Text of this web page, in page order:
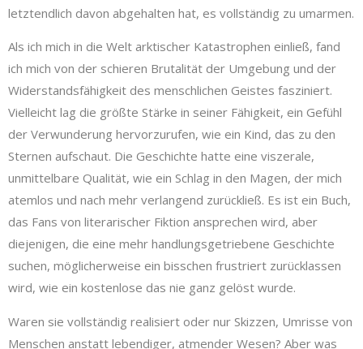
letztendlich davon abgehalten hat, es vollständig zu umarmen.
Als ich mich in die Welt arktischer Katastrophen einließ, fand
ich mich von der schieren Brutalität der Umgebung und der
Widerstandsfähigkeit des menschlichen Geistes fasziniert.
Vielleicht lag die größte Stärke in seiner Fähigkeit, ein Gefühl
der Verwunderung hervorzurufen, wie ein Kind, das zu den
Sternen aufschaut. Die Geschichte hatte eine viszerale,
unmittelbare Qualität, wie ein Schlag in den Magen, der mich
atemlos und nach mehr verlangend zurückließ. Es ist ein Buch,
das Fans von literarischer Fiktion ansprechen wird, aber
diejenigen, die eine mehr handlungsgetriebene Geschichte
suchen, möglicherweise ein bisschen frustriert zurücklassen
wird, wie ein kostenlose das nie ganz gelöst wurde.
Waren sie vollständig realisiert oder nur Skizzen, Umrisse von
Menschen anstatt lebendiger, atmender Wesen? Aber was